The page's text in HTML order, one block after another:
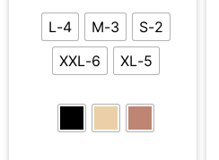
2-S
3-M
4-L
5-XL
6-XXL